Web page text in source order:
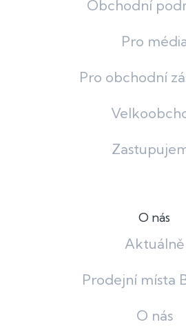
Obchodní
Pro
Pro obchodní
O nás
Aktuálně
Prodejní místa
O nás